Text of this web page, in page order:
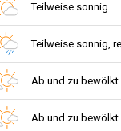
Teilweise sonnig
Teilweise sonnig,
Ab und zu bewölkt
Ab und zu bewölkt